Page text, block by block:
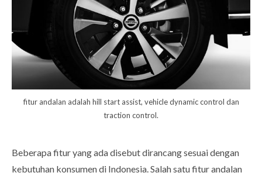
fitur andalan adalah hill start assist, vehicle dynamic control dan
traction control.
Beberapa fitur yang ada disebut dirancang sesuai dengan
kebutuhan konsumen di Indonesia. Salah satu fitur andalan